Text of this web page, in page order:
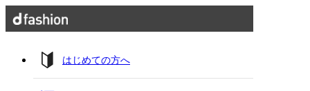
はじめての方へ